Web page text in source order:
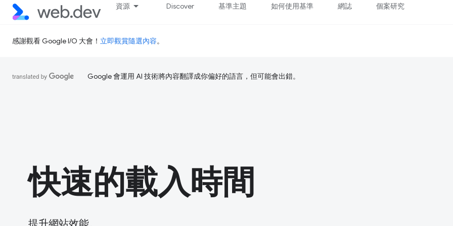
資源 Discover 基準主題 如何使用基準 網誌 個案研究
感謝觀看 Google I/O 大會！ 立即觀賞隨選內容。
Google 會運用 AI 技術將內容翻譯成你偏好的語言，但可能會出錯。
快速的載入時間